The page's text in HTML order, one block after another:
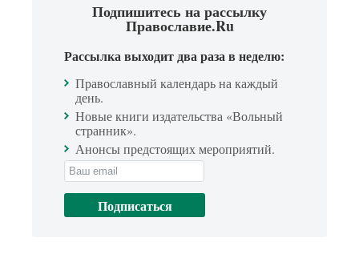
Подпишитесь на рассылку
Православие.Ru
Рассылка выходит два раза в неделю:
Православный календарь на каждый
день.
Новые книги издательства «Вольный
странник».
Анонсы предстоящих мероприятий.